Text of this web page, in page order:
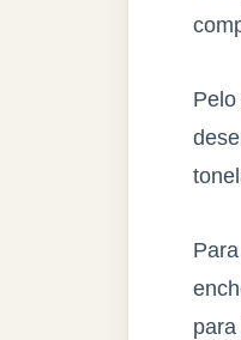
para